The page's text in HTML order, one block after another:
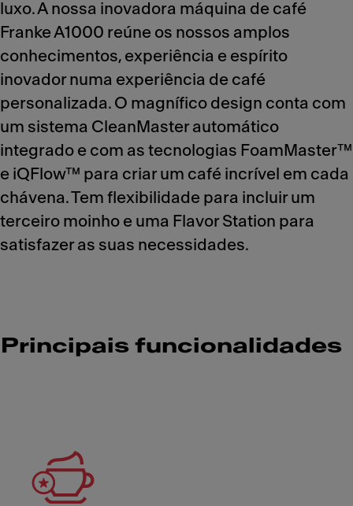
luxo. A nossa inovadora máquina de café
Franke A1000 reúne os nossos amplos
conhecimentos, experiência e espírito
inovador numa experiência de café
personalizada. O magnífico design conta com
um sistema CleanMaster automático
integrado e com as tecnologias FoamMaster™
e iQFlow™ para criar um café incrível em cada
chávena. Tem flexibilidade para incluir um
terceiro moinho e uma Flavor Station para
satisfazer as suas necessidades.
Principais funcionalidades